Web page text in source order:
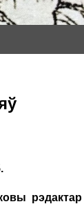
рэдактар